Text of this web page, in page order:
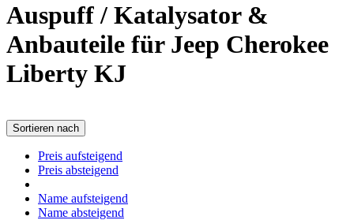
Auspuff / Katalysator &
Anbauteile für Jeep Cherokee
Liberty KJ
Sortieren nach
Preis aufsteigend
Preis absteigend
Name aufsteigend
Name absteigend